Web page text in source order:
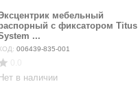
мебельный
с фиксатором Titus
...
006439-835-001
Нет в наличии